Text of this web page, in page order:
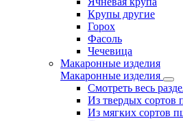
Крупы другие
Горох
Фасоль
Чечевица
Макаронные изделия
Макаронные изделия
Смотреть весь
Из твердых
Из мягких сортов